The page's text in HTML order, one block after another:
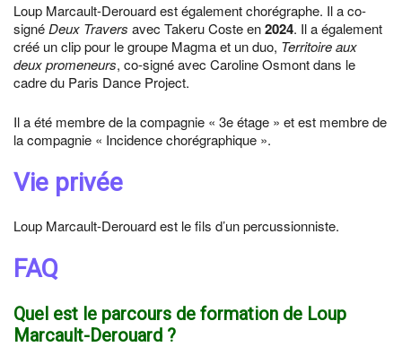
Loup Marcault-Derouard est également chorégraphe. Il a co-
signé Deux Travers avec Takeru Coste en2024. Il a également
créé un clip pour le groupe Magma et un duo, Territoire aux
deux promeneurs, co-signé avec Caroline Osmont dans le
cadre du Paris Dance Project.
Il a été membre de la compagnie « 3e étage » et est membre de
la compagnie « Incidence chorégraphique ».
Vie privée
Loup Marcault-Derouard est le fils d’un percussionniste.
FAQ
Quel est le parcours de formation de Loup
Marcault-Derouard ?